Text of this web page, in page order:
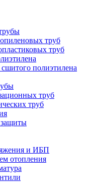
труб
труб
полиэтилена
труб
труб
и ИБП
отопления